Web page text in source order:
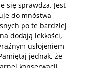
się sprawdza. Jest
do mnóstwa
po te bardziej
dodają lekkości,
usłojeniem
jednak, że